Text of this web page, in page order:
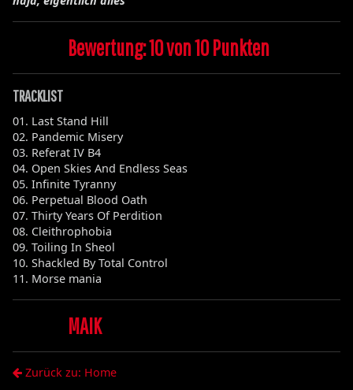
Bewertung: 10 von 10 Punkten
TRACKLIST
01. Last Stand Hill
02. Pandemic Misery
03. Referat IV B4
04. Open Skies And Endless Seas
05. Infinite Tyranny
06. Perpetual Blood Oath
07. Thirty Years Of Perdition
08. Cleithrophobia
09. Toiling In Sheol
10. Shackled By Total Control
11. Morse mania
MAIK
Zurück zu: Home